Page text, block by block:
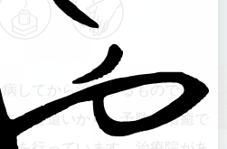
してから治療するものではな
さな心遣いから 予防、治癒で